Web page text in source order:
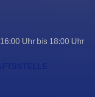
16:00 Uhr bis 18:00 Uhr